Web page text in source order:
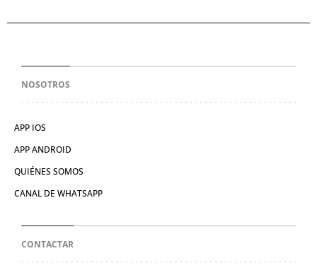
NOSOTROS
APP IOS
APP ANDROID
QUIÉNES SOMOS
CANAL DE WHATSAPP
CONTACTAR